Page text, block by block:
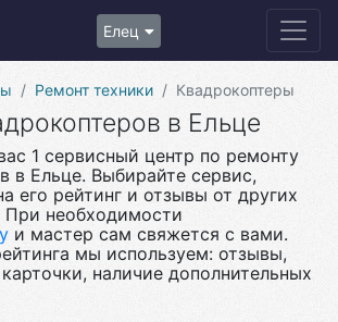
Елец
Ремонт техники Квадрокоптеры
в Ельце
1 сервисный центр по ремонту
в Ельце. Выбирайте сервис,
его рейтинг и отзывы от других
При необходимости
и мастер сам свяжется с вами.
мы используем: отзывы,
наличие дополнительных